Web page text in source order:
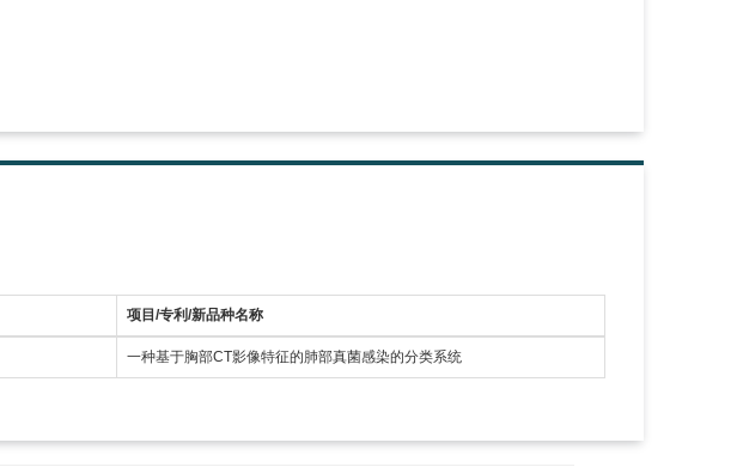
项目/专利/新品种名称
一种基于胸部CT影像特征的肺部真菌感染的分类系统